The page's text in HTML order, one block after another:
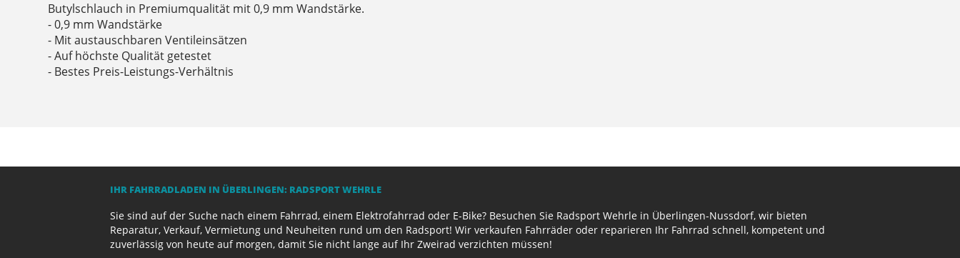
Butylschlauch in Premiumqualität mit 0,9 mm Wandstärke.
- 0,9 mm Wandstärke
- Mit austauschbaren Ventileinsätzen
- Auf höchste Qualität getestet
- Bestes Preis-Leistungs-Verhältnis
IHR FAHRRADLADEN IN ÜBERLINGEN: RADSPORT WEHRLE
Sie sind auf der Suche nach einem Fahrrad, einem Elektrofahrrad oder E-Bike? Besuchen Sie Radsport Wehrle in Überlingen-Nussdorf, wir bieten
Reparatur, Verkauf, Vermietung und Neuheiten rund um den Radsport! Wir verkaufen Fahrräder oder reparieren Ihr Fahrrad schnell, kompetent und
zuverlässig von heute auf morgen, damit Sie nicht lange auf Ihr Zweirad verzichten müssen!